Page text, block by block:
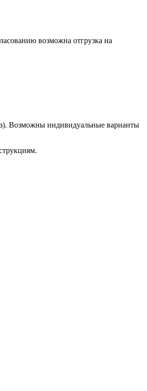
возможна отгрузка на
Возможны индивидуальные варианты